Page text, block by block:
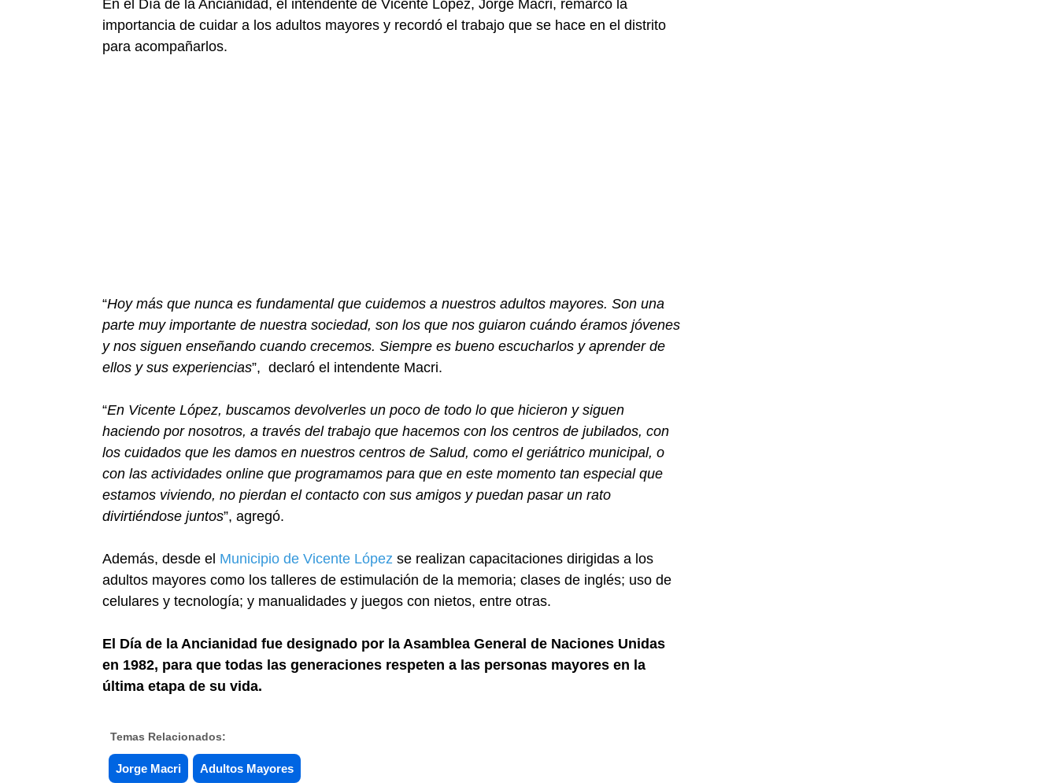
En el Día de la Ancianidad, el intendente de Vicente López, Jorge Macri, remarcó la
importancia de cuidar a los adultos mayores y recordó el trabajo que se hace en el distrito
para acompañarlos.
“Hoy más que nunca es fundamental que cuidemos a nuestros adultos mayores. Son una
parte muy importante de nuestra sociedad, son los que nos guiaron cuándo éramos jóvenes
y nos siguen enseñando cuando crecemos. Siempre es bueno escucharlos y aprender de
ellos y sus experiencias”, declaró el intendente Macri.
“En Vicente López, buscamos devolverles un poco de todo lo que hicieron y siguen
haciendo por nosotros, a través del trabajo que hacemos con los centros de jubilados, con
los cuidados que les damos en nuestros centros de Salud, como el geriátrico municipal, o
con las actividades online que programamos para que en este momento tan especial que
estamos viviendo, no pierdan el contacto con sus amigos y puedan pasar un rato
divirtiéndose juntos”, agregó.
Además, desde el Municipio de Vicente López se realizan capacitaciones dirigidas a los
adultos mayores como los talleres de estimulación de la memoria; clases de inglés; uso de
celulares y tecnología; y manualidades y juegos con nietos, entre otras.
El Día de la Ancianidad fue designado por la Asamblea General de Naciones Unidas
en 1982, para que todas las generaciones respeten a las personas mayores en la
última etapa de su vida.
Temas Relacionados:
Jorge Macri Adultos Mayores